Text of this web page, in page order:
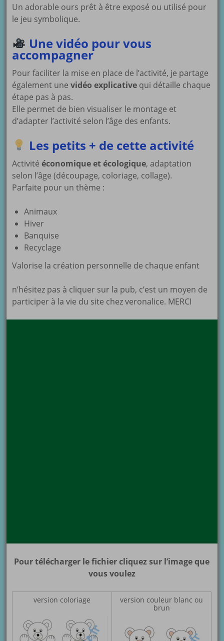
Un adorable ours prêt à être exposé ou utilisé pour
le jeu symbolique.
Une vidéo pour vous
accompagner
Pour faciliter la mise en place de l’activité, je partage
également unevidéo explicative qui détaille chaque
étape pas à pas.
Elle permet de bien visualiser le montage et
d’adapter l’activité selon l’âge des enfants.
Les petits + de cette activité
Activité économique et écologique, adaptation
selon l’âge (découpage, coloriage, collage).
Parfaite pour un thème :
Animaux
Hiver
Banquise
Recyclage
Valorise la création personnelle de chaque enfant
n’hésitez pas à cliquer sur la pub, c’est un moyen de
participer à la vie du site chez veronalice. MERCI
Pour télécharger le fichier cliquez sur l’image que
vous voulez
version coloriage
version couleur blanc ou
brun